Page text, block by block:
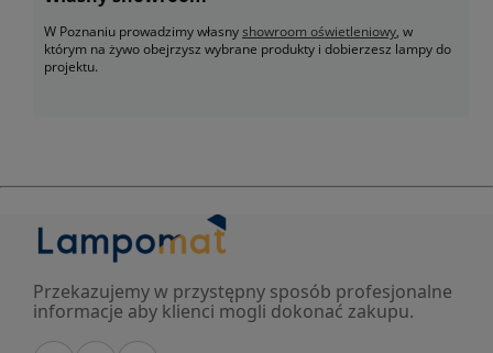
W Poznaniu prowadzimy własnyshowroom oświetleniowy, w
którym na żywo obejrzysz wybrane produkty i dobierzesz lampy do
projektu.
Przekazujemy w przystępny sposób profesjonalne
informacje aby klienci mogli dokonać zakupu.